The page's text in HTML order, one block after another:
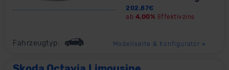
202,87€
ab 4,00% Effektivzins
Fahrzeugtyp: Modellseite & Konfigurator »